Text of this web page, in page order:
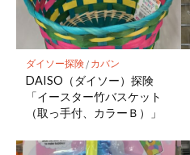
ダイソー探険/ カバン
DAISO（ダイソー）探険
「イースター竹バスケット
（取っ手付、カラーＢ）」